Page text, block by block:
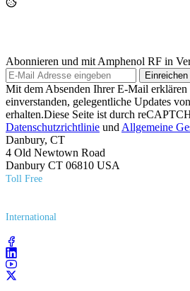
Abonnieren und mit Amphenol RF in
Einreichen
Mit dem Absenden Ihrer E-Mail erklären
einverstanden, gelegentliche Updates
erhalten.Diese Seite ist durch
Datenschutzrichtlinie und Allgemeine
Danbury, CT
4 Old Newtown Road
Danbury CT 06810 USA
Toll Free
International